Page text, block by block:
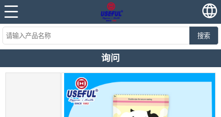
搜索
询问